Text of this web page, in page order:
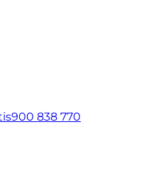
900 838 770